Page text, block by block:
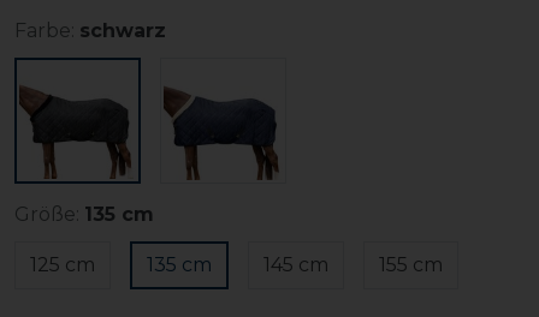
Farbe: schwarz
Größe: 135 cm
125 cm 135 cm 145 cm 155 cm